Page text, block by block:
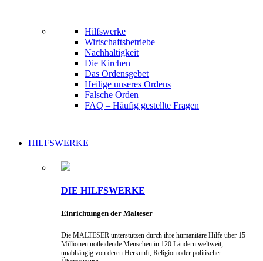
Hilfswerke
Wirtschaftsbetriebe
Nachhaltigkeit
Die Kirchen
Das Ordensgebet
Heilige unseres Ordens
Falsche Orden
FAQ – Häufig gestellte Fragen
HILFSWERKE
DIE HILFSWERKE
Einrichtungen der Malteser
Die MALTESER unterstützen durch ihre humanitäre Hilfe über 15
Millionen notleidende Menschen in 120 Ländern weltweit,
unabhängig von deren Herkunft, Religion oder politischer